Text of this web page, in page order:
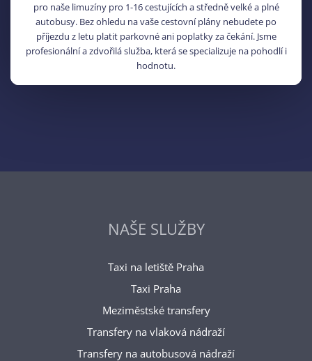
pro naše limuzíny pro 1-16 cestujících a středně velké a plné
autobusy. Bez ohledu na vaše cestovní plány nebudete po
příjezdu z letu platit parkovné ani poplatky za čekání. Jsme
profesionální a zdvořilá služba, která se specializuje na pohodlí i
hodnotu.
NAŠE SLUŽBY
Taxi na letiště Praha
Taxi Praha
Meziměstské transfery
Transfery na vlaková nádraží
Transfery na autobusová nádraží